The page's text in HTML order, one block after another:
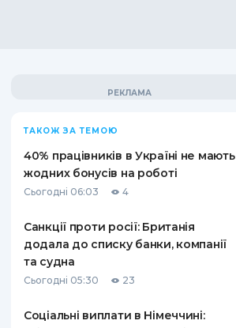
ТАКОЖ ЗА ТЕМОЮ
40% працівників в Україні не мають
жодних бонусів на роботі
Сьогодні 06:03 4
Санкції проти росії: Британія
додала до списку банки, компанії
та судна
Сьогодні 05:30 23
Соціальні виплати в Німеччині: